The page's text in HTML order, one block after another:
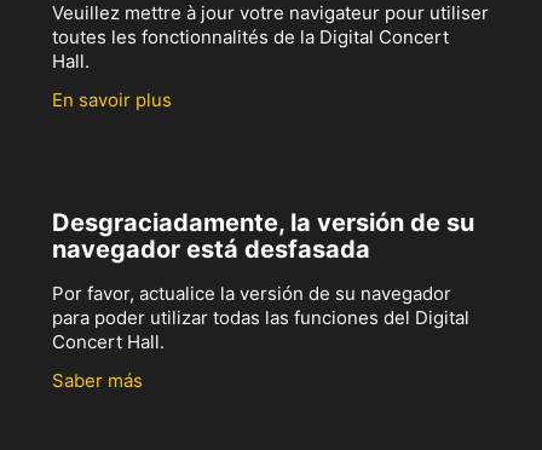
Veuillez mettre à jour votre navigateur pour utiliser
toutes les fonctionnalités de la Digital Concert
Hall.
En savoir plus
Desgraciadamente, la versión de su
navegador está desfasada
Por favor, actualice la versión de su navegador
para poder utilizar todas las funciones del Digital
Concert Hall.
Saber más